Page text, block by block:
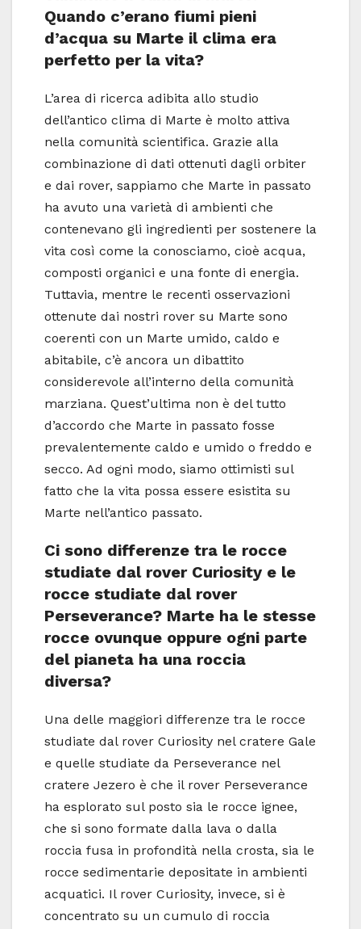
Quando c’erano fiumi pieni
d’acqua su Marte il clima era
perfetto per la vita?
L’area di ricerca adibita allo studio
dell’antico clima di Marte è molto attiva
nella comunità scientifica. Grazie alla
combinazione di dati ottenuti dagli orbiter
e dai rover, sappiamo che Marte in passato
ha avuto una varietà di ambienti che
contenevano gli ingredienti per sostenere la
vita così come la conosciamo, cioè acqua,
composti organici e una fonte di energia.
Tuttavia, mentre le recenti osservazioni
ottenute dai nostri rover su Marte sono
coerenti con un Marte umido, caldo e
abitabile, c’è ancora un dibattito
considerevole all’interno della comunità
marziana. Quest’ultima non è del tutto
d’accordo che Marte in passato fosse
prevalentemente caldo e umido o freddo e
secco. Ad ogni modo, siamo ottimisti sul
fatto che la vita possa essere esistita su
Marte nell’antico passato.
Ci sono differenze tra le rocce
studiate dal rover Curiosity e le
rocce studiate dal rover
Perseverance? Marte ha le stesse
rocce ovunque oppure ogni parte
del pianeta ha una roccia
diversa?
Una delle maggiori differenze tra le rocce
studiate dal rover Curiosity nel cratere Gale
e quelle studiate da Perseverance nel
cratere Jezero è che il rover Perseverance
ha esplorato sul posto sia le rocce ignee,
che si sono formate dalla lava o dalla
roccia fusa in profondità nella crosta, sia le
rocce sedimentarie depositate in ambienti
acquatici. Il rover Curiosity, invece, si è
concentrato su un cumulo di roccia